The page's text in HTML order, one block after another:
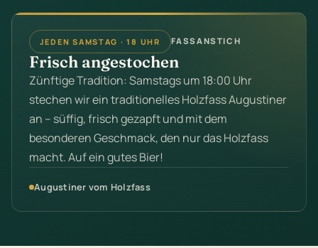
JEDEN SAMSTAG · 18 UHR FASSANSTICH
Frisch angestochen
Zünftige Tradition: Samstags um 18:00 Uhr
stechen wir ein traditionelles Holzfass Augustiner
an – süffig, frisch gezapft und mit dem
besonderen Geschmack, den nur das Holzfass
macht. Auf ein gutes Bier!
Augustiner vom Holzfass